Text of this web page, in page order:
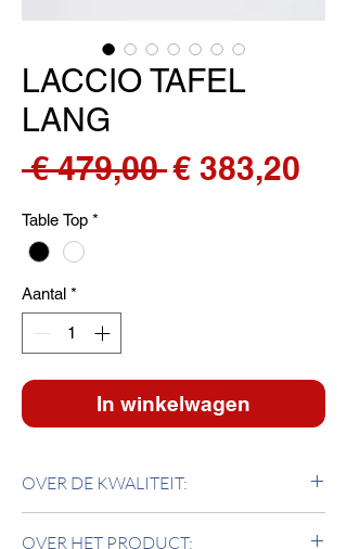
LACCIO TAFEL
LANG
€ 479,00 Normale
€ 383,20
Table Top *
Aantal *
In winkelwagen
OVER DE KWALITEIT:
OVER HET PRODUCT: